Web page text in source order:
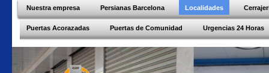
Nuestra empresa Persianas Barcelona Localidades
Puertas Acorazadas Puertas de Comunidad Urgencias 24 Horas